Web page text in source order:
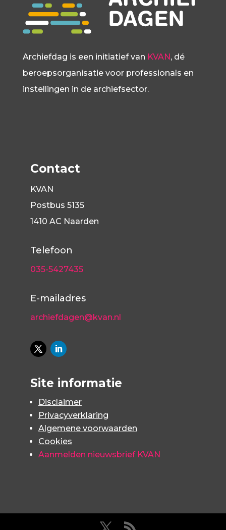
Archiefdag is een initiatief van KVAN, dé
beroepsorganisatie voor professionals en
instellingen in de archiefsector.
Contact
KVAN
Postbus 5135
1410 AC Naarden
Telefoon
035-5427435
E-mailadres
archiefdagen@kvan.nl
Site informatie
Disclaimer
Privacyverklaring
Algemene voorwaarden
Cookies
Aanmelden nieuwsbrief KVAN